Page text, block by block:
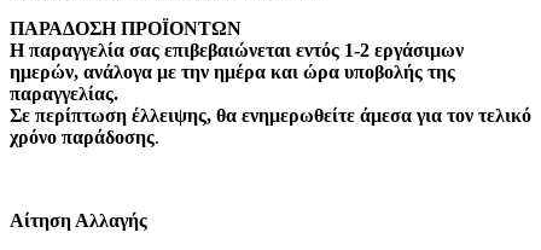
ΠΑΡΑΔΟΣΗ ΠΡΟΪΟΝΤΩΝ
Η παραγγελία σας επιβεβαιώνεται εντός 1-2 εργάσιμων
ημερών, ανάλογα με την ημέρα και ώρα υποβολής της
παραγγελίας.
Σε περίπτωση έλλειψης, θα ενημερωθείτε άμεσα για τον τελικό
χρόνο παράδοσης.
Αίτηση Αλλαγής